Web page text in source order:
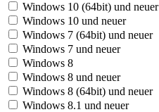
Windows 10 (64bit) und neuer
Windows 10 und neuer
Windows 7 (64bit) und neuer
Windows 7 und neuer
Windows 8
Windows 8 und neuer
Windows 8 (64bit) und neuer
Windows 8.1 und neuer